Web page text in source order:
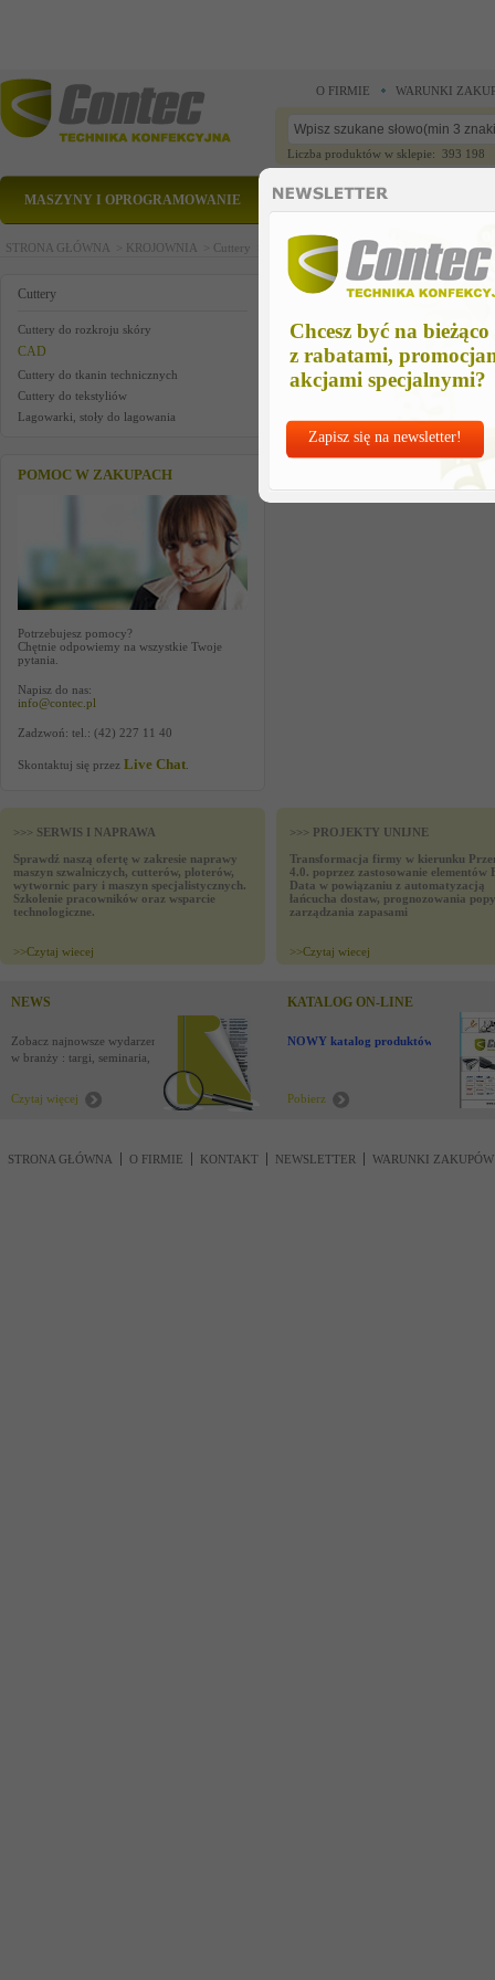
Chcesz być na bieżąco
z rabatami,
akcjami specjalnymi?
Zapisz się na newsletter!
O FIRMIE WARUNKI
Liczba produktów w sklepie: 393 198
MASZYNY I OPROGRAMOWANIE CZĘŚCI ZAMIENNE
STRONA GŁÓWNA > KROJOWNIA > Cuttery >
Cuttery
Cuttery do rozkroju skóry
CAD
Cuttery do tkanin technicznych
Cuttery do tekstyliów
Lagowarki, stoły do lagowania
POMOC W ZAKUPACH
Potrzebujesz pomocy?
Chętnie odpowiemy na wszystkie Twoje
pytania.
Napisz do nas:
info@contec.pl
Zadzwoń: tel.: (42) 227 11 40
Skontaktuj się przez Live Chat
Znaleziono 0 produktów.
>>> SERWIS I NAPRAWA
Sprawdź naszą ofertę w zakresie naprawy
maszyn szwalniczych, cutterów, ploterów,
wytwornic pary i maszyn specjalistycznych.
Szkolenie pracowników oraz wsparcie
technologiczne.
>>Czytaj wiecej
>>> PROJEKTY UNIJNE
Transformacja firmy w kierunku
4.0. poprzez zastosowanie elementów
Data w powiązaniu z automatyzacją
łańcucha dostaw, prognozowania
zarządzania zapasami
>>Czytaj wiecej
NEWS
Zobacz najnowsze wydarzenia
w branży : targi, seminaria,
Czytaj więcej
KATALOG ON-LINE
NOWY katalog produktów !
Pobierz
STRONA GŁÓWNA O FIRMIE KONTAKT NEWSLETTER WARUNKI ZAKUPÓW